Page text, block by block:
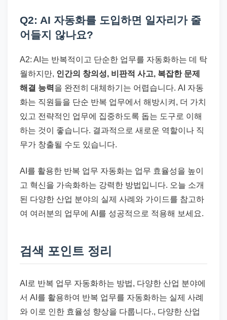
Q2: AI 자동화를 도입하면 일자리가 줄
어들지 않나요?
A2: AI는 반복적이고 단순한 업무를 자동화하는 데 탁
월하지만, 인간의 창의성, 비판적 사고, 복잡한 문제
해결 능력 을 완전히 대체하기는 어렵습니다. AI 자동
화는 직원들을 단순 반복 업무에서 해방시켜, 더 가치
있고 전략적인 업무에 집중하도록 돕는 도구로 이해
하는 것이 좋습니다. 결과적으로 새로운 역할이나 직
무가 창출될 수도 있습니다.
AI를 활용한 반복 업무 자동화는 업무 효율성을 높이
고 혁신을 가속화하는 강력한 방법입니다. 오늘 소개
된 다양한 산업 분야의 실제 사례와 가이드를 참고하
여 여러분의 업무에 AI를 성공적으로 적용해 보세요.
검색 포인트 정리
AI로 반복 업무 자동화하는 방법, 다양한 산업 분야에
서 AI를 활용하여 반복 업무를 자동화하는 실제 사례
와 이로 인한 효율성 향상을 다룹니다., 다양한 산업